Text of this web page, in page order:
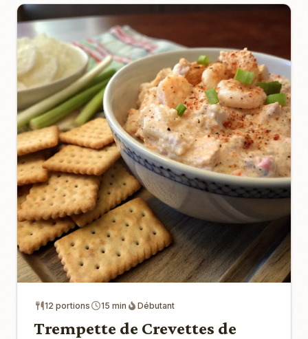
12 portions 15 min Débutant
Trempette de Crevettes de